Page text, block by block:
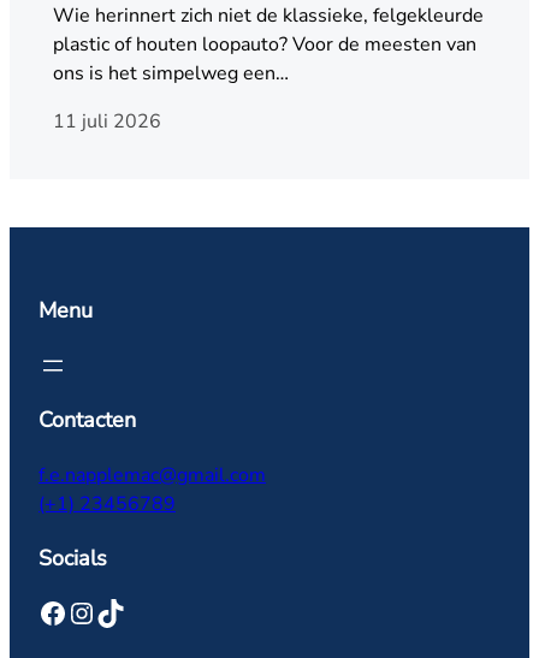
Wie herinnert zich niet de klassieke, felgekleurde
plastic of houten loopauto? Voor de meesten van
ons is het simpelweg een…
11 juli 2026
Menu
Contacten
f.e.napplemac@gmail.com
(+1) 23456789
Socials